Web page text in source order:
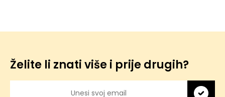
Želite li znati više i prije drugih?